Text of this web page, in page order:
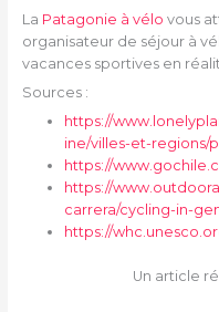
La Patagonie à vélo vous
organisateur de séjour à
vacances sportives en
Sources :
https://
ine/villes-et-regions/
https://
https://
carrera/cycling-in-
https://
Un article